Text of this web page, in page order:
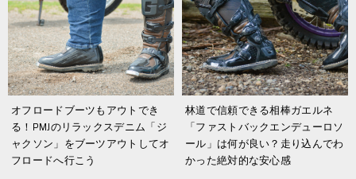
オフロードブーツもアウトでき
る！PMJのリラックスデニム「ジ
ャクソン」をブーツアウトしてオ
フロードへ行こう
林道で信頼できる相棒ガエルネ
「ファストバックエンデューロソ
ール」は何が良い？走り込んでわ
かった絶対的な安心感